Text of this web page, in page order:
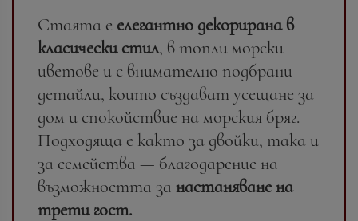
Стаята е елегантно декорирана в
класически стил, в топли морски
цветове и с внимателно подбрани
детайли, които създават усещане за
дом и спокойствие на морския бряг.
Подходяща е както за двойки, така и
за семейства — благодарение на
възможността занастаняване на
трети гост.